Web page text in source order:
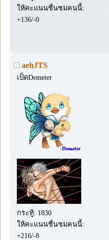
ให้คะแนนชื่นชมคนนี้:
+136/-0
aehJTS
เป็ดDemeter
กระทู้: 1830
ให้คะแนนชื่นชมคนนี้:
+216/-8